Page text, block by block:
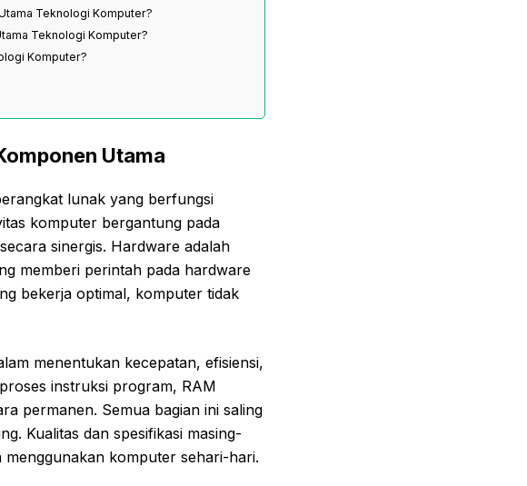
Teknologi Komputer?
Teknologi Komputer?
Komputer?
Utama
lunak yang berfungsi
komputer bergantung pada
sinergis. Hardware adalah
memberi perintah pada hardware
bekerja optimal, komputer tidak
menentukan kecepatan, efisiensi,
instruksi program, RAM
permanen. Semua bagian ini saling
Kualitas dan spesifikasi masing-
komputer sehari-hari.